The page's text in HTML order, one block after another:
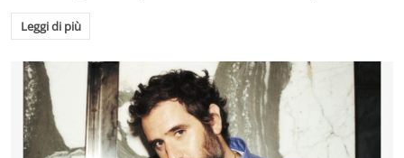
Leggi di più